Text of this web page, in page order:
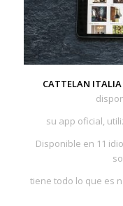
CATTELAN ITALIA
su app oficial,
Disponible en 11
tiene todo lo que es